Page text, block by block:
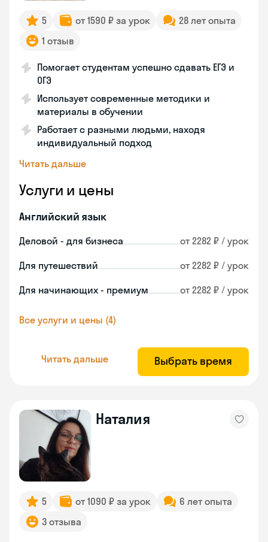
5 от 1590 ₽ за урок
28 лет опыта
1 отзыв
Помогает студентам успешно сдавать ЕГЭ и
ОГЭ
Использует современные методики и
материалы в обучении
Работает с разными людьми, находя
индивидуальный подход
Читать дальше
Услуги и цены
Английский язык
Деловой - для бизнеса от 2282 ₽ / урок
Для путешествий от 2282 ₽ / урок
Для начинающих - премиум от 2282 ₽ / урок
Все услуги и цены (4)
Читать дальше Выбрать время
Наталия
5 от 1090 ₽ за урок
6 лет опыта
3 отзыва